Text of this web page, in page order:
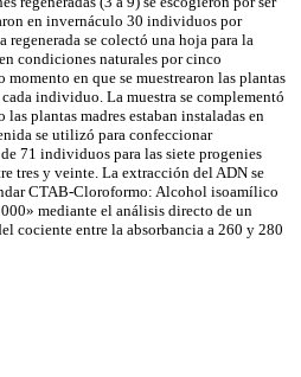
en invernáculo 30 individuos por
se colectó una hoja para la
condiciones naturales por cinco
en que se muestrearon las plantas
individuo. La muestra se complementó
plantas madres estaban instaladas en
se utilizó para confeccionar
71 individuos para las siete progenies
tres y veinte. La extracción del ADN se
CTAB-Cloroformo: Alcohol isoamílico
mediante el análisis directo de un
cociente entre la absorbancia a 260 y 280